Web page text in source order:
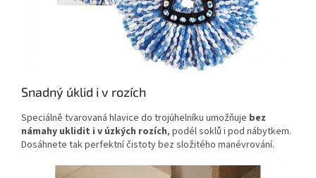
Snadný úklid i v rozích
Speciálně tvarovaná hlavice do trojúhelníku umožňuje bez
námahy uklidit i v úzkých rozích, podél soklů i pod nábytkem.
Dosáhnete tak perfektní čistoty bez složitého manévrování.